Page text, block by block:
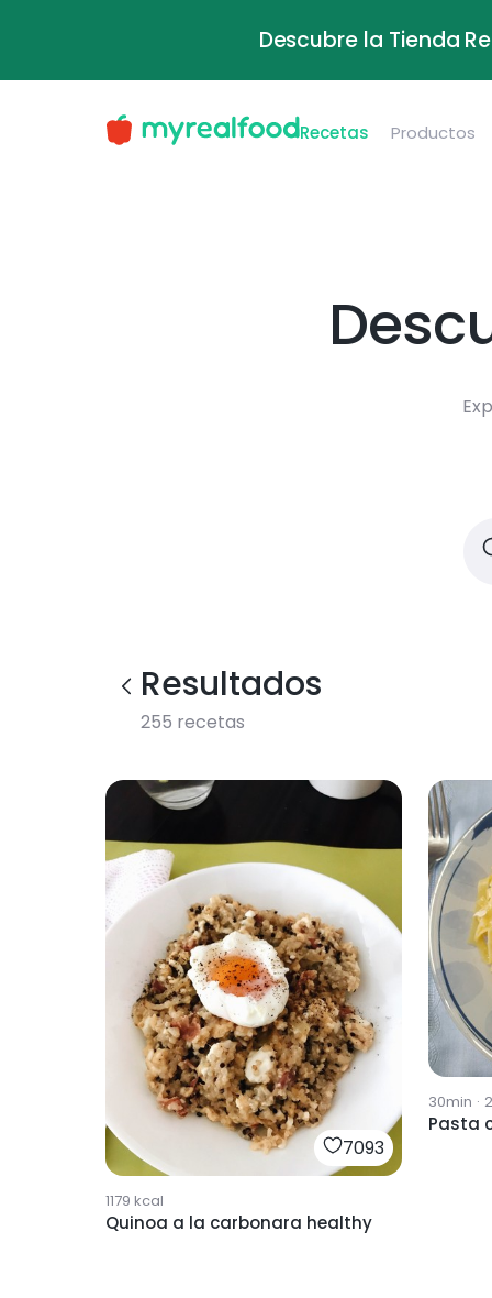
Descubre la Tienda
Recetas Productos
Resultados
255 recetas
7093
1179 kcal
Quinoa a la carbonara healthy
30min ·
Pasta